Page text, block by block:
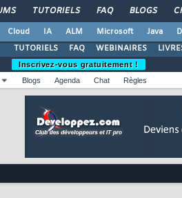
TUTORIELS FAQ BLOGS
Cloud IA ALM Microsoft Java
TUTORIELS
FAQ WEBINAIRES
Inscrivez-vous gratuitement !
Blogs Agenda Chat Règles